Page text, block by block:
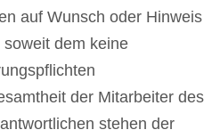
auf Wunsch oder Hinweis
dem keine
der Mitarbeiter des
stehen der